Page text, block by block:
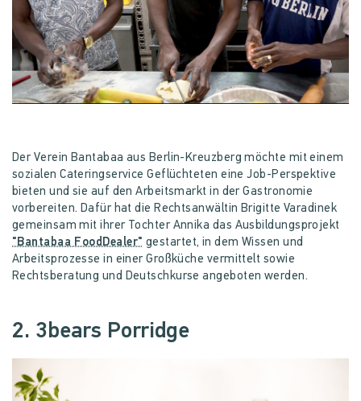
Der Verein Bantabaa aus Berlin-Kreuzberg möchte mit einem
sozialen Cateringservice Geflüchteten eine Job-Perspektive
bieten und sie auf den Arbeitsmarkt in der Gastronomie
vorbereiten. Dafür hat die Rechtsanwältin Brigitte Varadinek
gemeinsam mit ihrer Tochter Annika das Ausbildungsprojekt
"Bantabaa FoodDealer" gestartet, in dem Wissen und
Arbeitsprozesse in einer Großküche vermittelt sowie
Rechtsberatung und Deutschkurse angeboten werden.
2. 3bears Porridge